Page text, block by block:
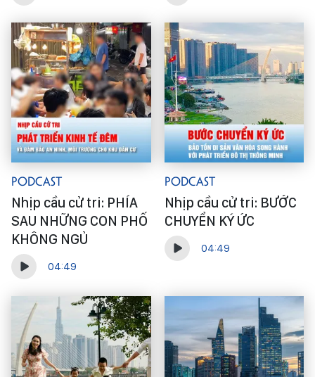
Podcast
Nhịp cầu cử tri: PHÍA
SAU NHỮNG CON PHỐ
KHÔNG NGỦ
04:49
Podcast
Nhịp cầu cử tri: BƯỚC
CHUYỂN KÝ ỨC
04:49